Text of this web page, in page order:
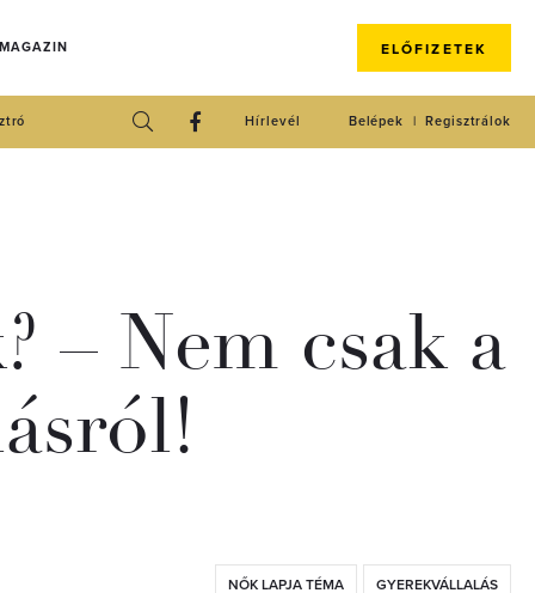
ELŐFIZETEK
Regisztrálok
Belépek
Hírlevél
– Nem csak a
NŐK LAPJA TÉMA GYEREKVÁLLALÁS